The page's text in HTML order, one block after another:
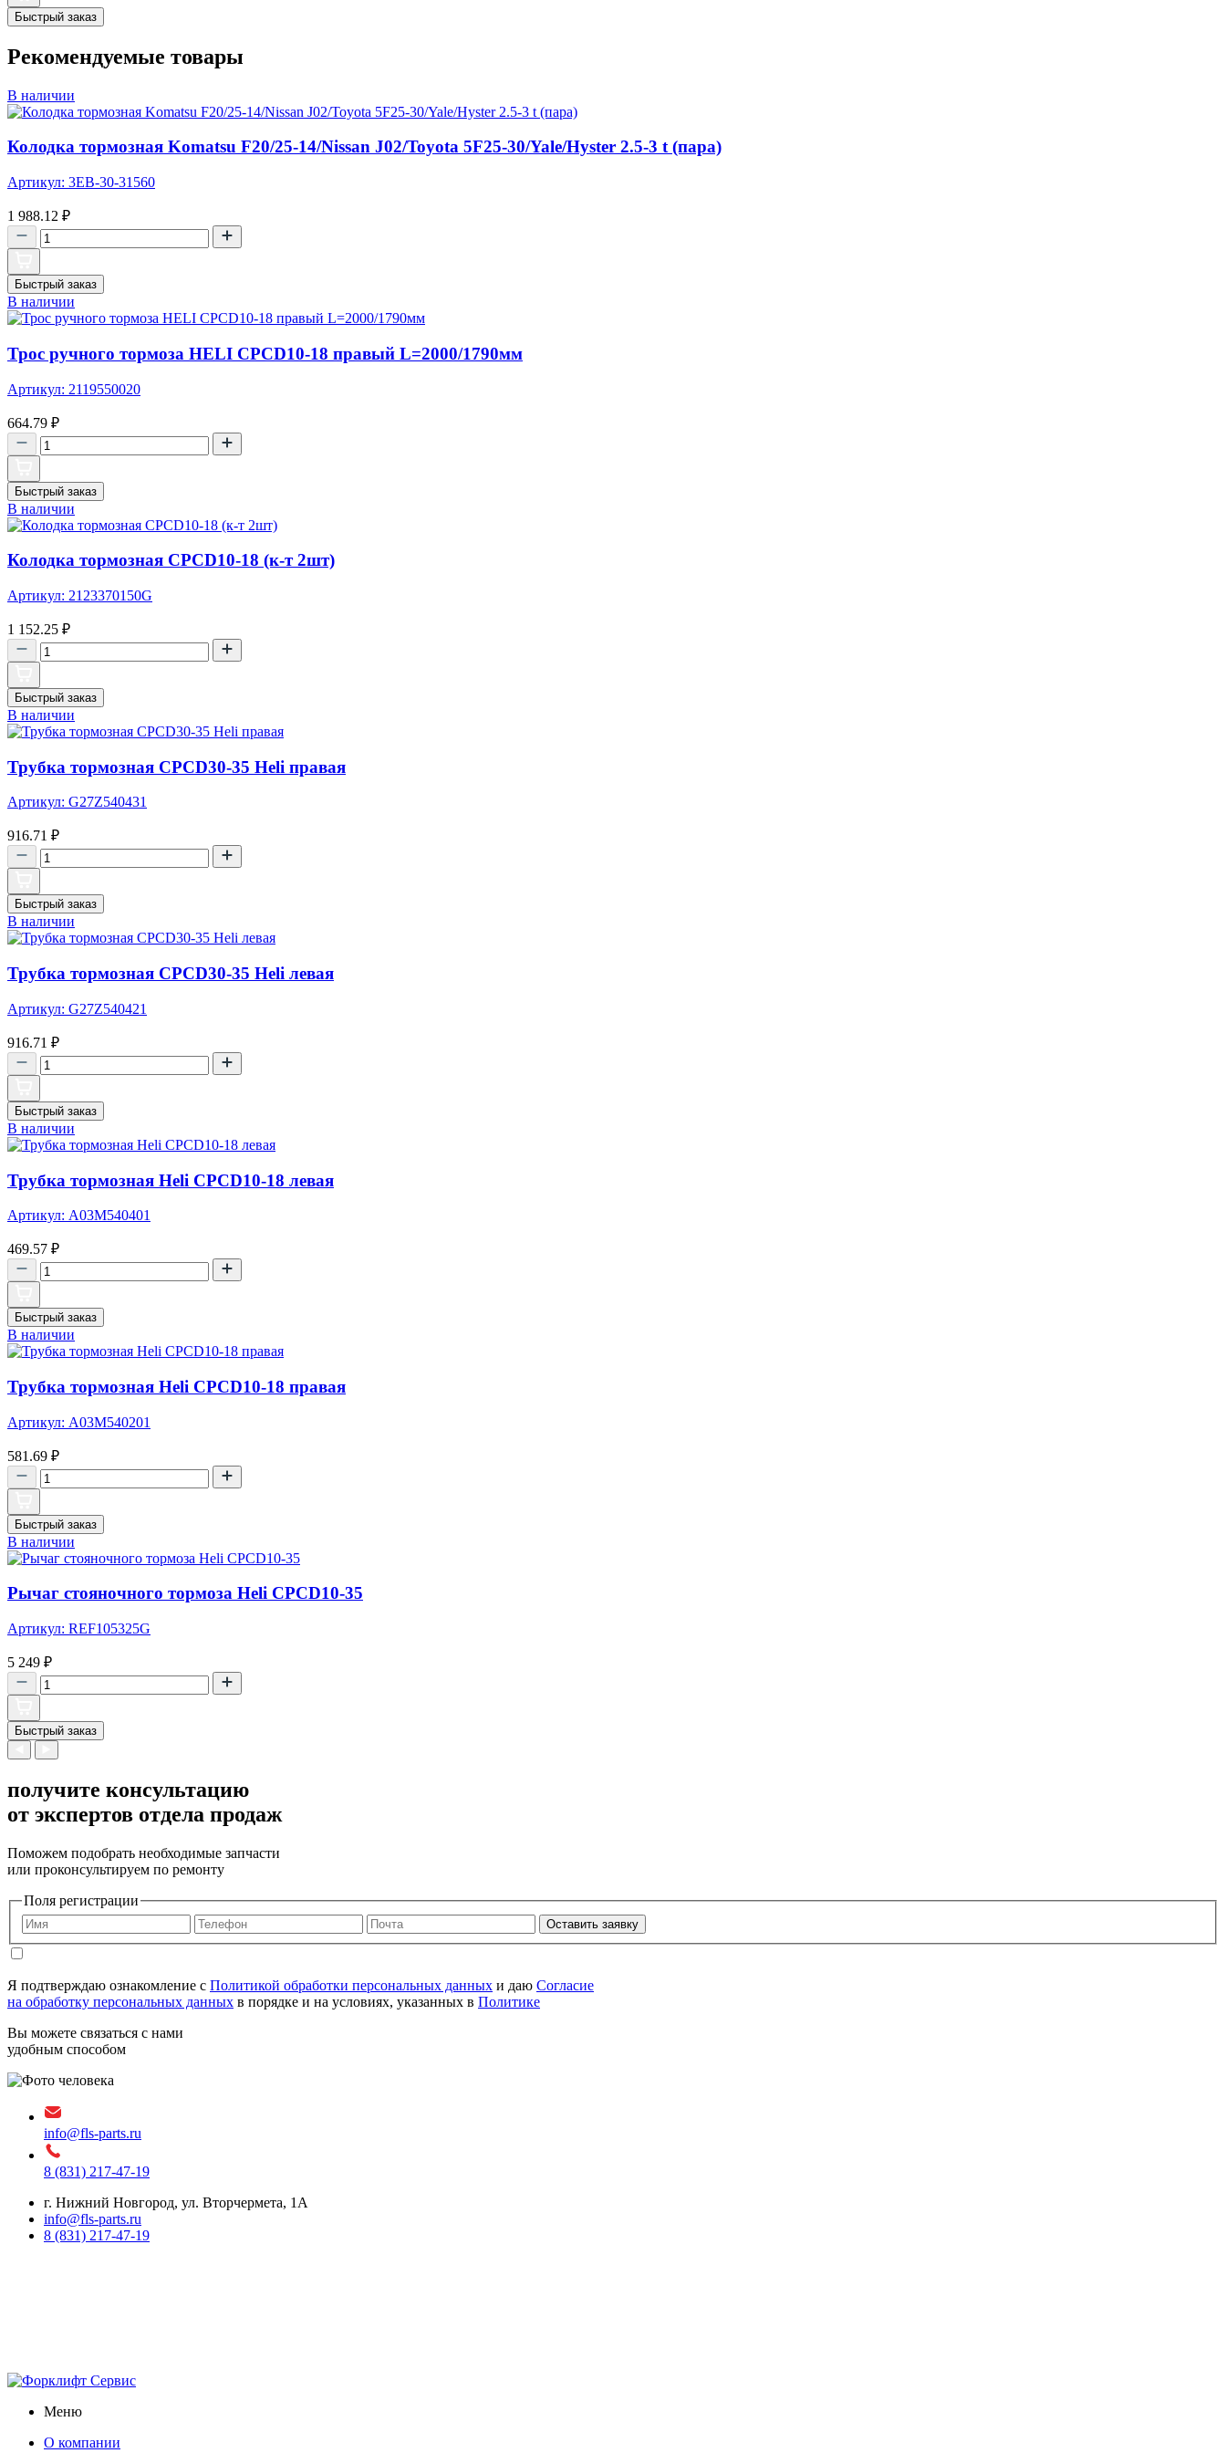
Быстрый заказ
Рекомендуемые товары
В наличии
Колодка тормозная Komatsu F20/25-14/Nissan J02/Toyota 5F25-30/Yale/Hyster 2.5-3 t (пара)
Артикул: 3EB-30-31560
1 988.12 ₽
Быстрый заказ
В наличии
Трос ручного тормоза HELI СPCD10-18 правый L=2000/1790мм
Артикул: 2119550020
664.79 ₽
Быстрый заказ
В наличии
Колодка тормозная CPCD10-18 (к-т 2шт)
Артикул: 2123370150G
1 152.25 ₽
Быстрый заказ
В наличии
Трубка тормозная CPCD30-35 Heli правая
Артикул: G27Z540431
916.71 ₽
Быстрый заказ
В наличии
Трубка тормозная CPCD30-35 Heli левая
Артикул: G27Z540421
916.71 ₽
Быстрый заказ
В наличии
Трубка тормозная Heli CPCD10-18 левая
Артикул: A03M540401
469.57 ₽
Быстрый заказ
В наличии
Трубка тормозная Heli CPCD10-18 правая
Артикул: A03M540201
581.69 ₽
Быстрый заказ
В наличии
Рычаг стояночного тормоза Heli CPCD10-35
Артикул: REF105325G
5 249 ₽
Быстрый заказ
получите консультацию
от экспертов отдела продаж
Поможем подобрать необходимые запчасти
или проконсультируем по ремонту
Поля регистрации
Оставить заявку
Я подтверждаю ознакомление с Политикой обработки персональных данных и даю Согласие
на обработку персональных данных в порядке и на условиях, указанных в Политике
Вы можете связаться с нами
удобным способом
info@fls-parts.ru
8 (831) 217-47-19
г. Нижний Новгород, ул. Вторчермета, 1А
info@fls-parts.ru
8 (831) 217-47-19
Меню
О компании